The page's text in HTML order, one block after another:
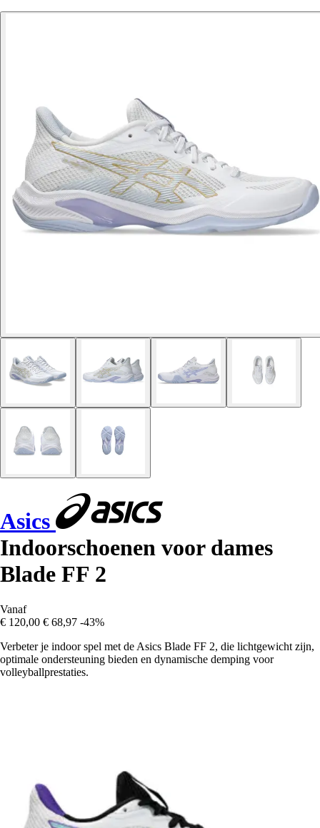
Asics
Indoorschoenen voor dames
Blade FF 2
Vanaf
€ 120,00 € 68,97 -43%
Verbeter je indoor spel met de Asics Blade FF 2, die lichtgewicht zijn,
optimale ondersteuning bieden en dynamische demping voor
volleyballprestaties.